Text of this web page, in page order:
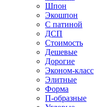
Шпон
Экошпон
С патиной
ДСП
Стоимость
Дешевые
Дорогие
Эконом-класс
Элитные
Форма
П-образные